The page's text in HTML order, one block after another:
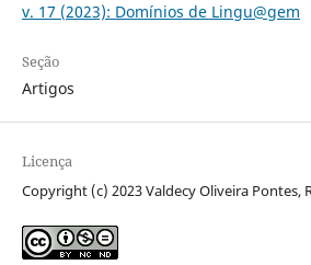
v. 17 (2023): Domínios de Lingu@gem
Seção
Artigos
Licença
Copyright (c) 2023 Valdecy Oliveira Pontes,